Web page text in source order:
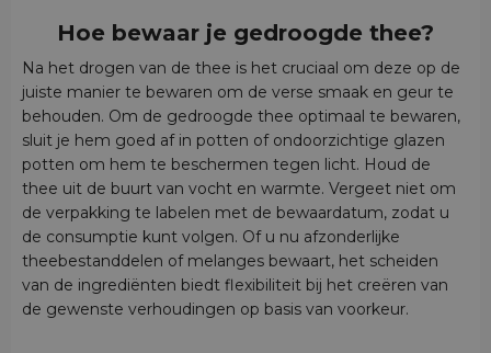
Hoe bewaar je gedroogde thee?
Na het drogen van de thee is het cruciaal om deze op de
juiste manier te bewaren om de verse smaak en geur te
behouden. Om de gedroogde thee optimaal te bewaren,
sluit je hem goed af in potten of ondoorzichtige glazen
potten om hem te beschermen tegen licht. Houd de
thee uit de buurt van vocht en warmte. Vergeet niet om
de verpakking te labelen met de bewaardatum, zodat u
de consumptie kunt volgen. Of u nu afzonderlijke
theebestanddelen of melanges bewaart, het scheiden
van de ingrediënten biedt flexibiliteit bij het creëren van
de gewenste verhoudingen op basis van voorkeur.